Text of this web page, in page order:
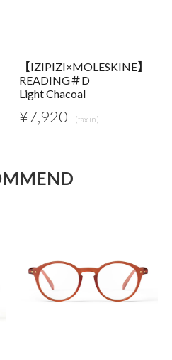
【IZIPIZI×MOLESKINE】
READING＃D
Light Chacoal
¥7,920